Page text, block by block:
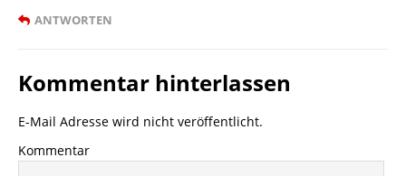
ANTWORTEN
Kommentar hinterlassen
E-Mail Adresse wird nicht veröffentlicht.
Kommentar